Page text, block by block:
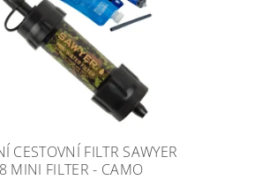
CESTOVNÍ FILTR SAWYER
MINI FILTER - CAMO